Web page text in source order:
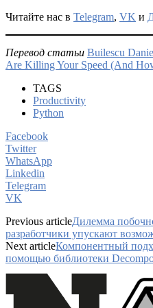
Читайте нас в Telegram, VK и
Перевод статьи Builescu
Are Killing Your Speed (And
TAGS
Productivity
Python
Facebook
Twitter
WhatsApp
Linkedin
Telegram
VK
Previous articleДилемма
разработчики упускают
Next articleКомпонентный
помощью библиотеки